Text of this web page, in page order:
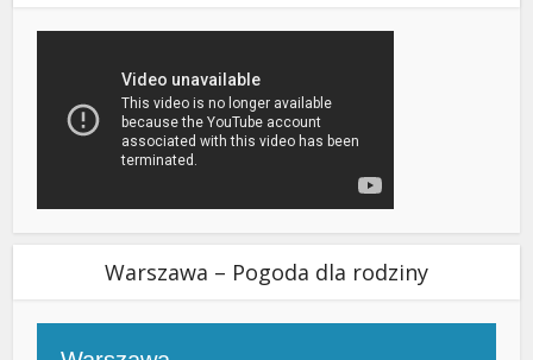
Warszawa – Pogoda dla rodziny